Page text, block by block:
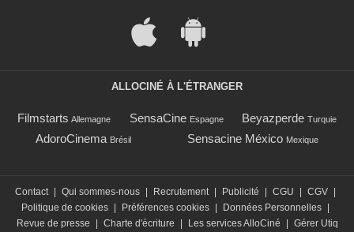
ALLOCINÉ À L'ÉTRANGER
Filmstarts Allemagne SensaCine Espagne Beyazperde Turquie
AdoroCinema Brésil Sensacine México Mexique
Contact | Qui sommes-nous | Recrutement | Publicité | CGU | CGV |
Politique de cookies | Préférences cookies | Données Personnelles |
Revue de presse
| Charte d'écriture | Les services AlloCiné | Gérer Utiq